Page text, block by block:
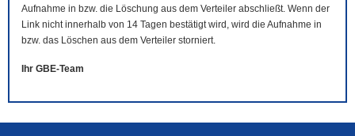
Aufnahme in bzw. die Löschung aus dem Verteiler abschließt. Wenn der
Link nicht innerhalb von 14 Tagen bestätigt wird, wird die Aufnahme in
bzw. das Löschen aus dem Verteiler storniert.
Ihr GBE-Team